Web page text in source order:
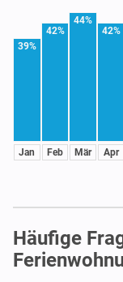
39%
Jan
42%
Feb
44%
Mär
42%
Apr
Häufige